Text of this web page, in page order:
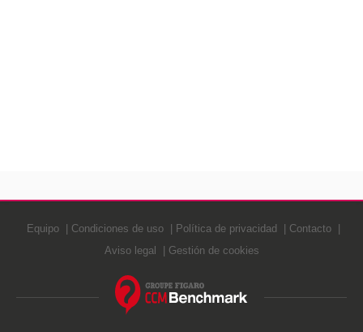
Equipo Condiciones de uso Política de privacidad
Contacto
Aviso legal
Gestión de cookies